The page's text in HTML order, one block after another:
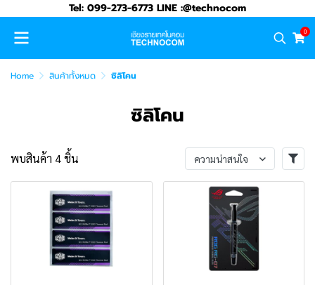
Tel: 099-273-6773 LINE :@technocom
0
Home สินค้าทั้งหมด ซิลิโคน
ซิลิโคน
พบสินค้า 4 ชิ้น ความน่าสนใจ